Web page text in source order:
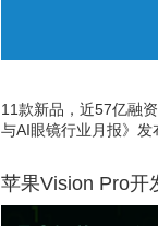
11款新品，近57亿融
与AI眼镜行业月报》发
苹果Vision Pro开